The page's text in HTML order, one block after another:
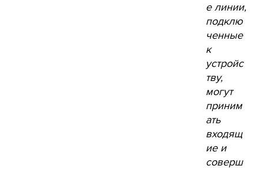
е линии,
подклю
ченные
к
устройс
тву,
могут
приним
ать
входящ
ие и
соверш